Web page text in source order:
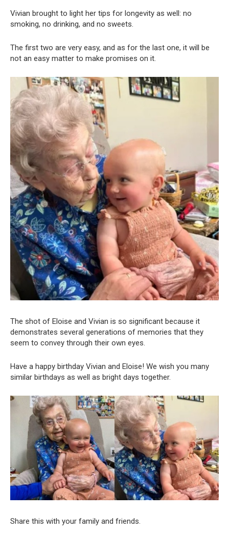
Vivian brought to light her tips for longevity as well: no
smoking, no drinking, and no sweets.
The first two are very easy, and as for the last one, it will be
not an easy matter to make promises on it.
The shot of Eloise and Vivian is so significant because it
demonstrates several generations of memories that they
seem to convey through their own eyes.
Have a happy birthday Vivian and Eloise! We wish you many
similar birthdays as well as bright days together.
Share this with your family and friends.